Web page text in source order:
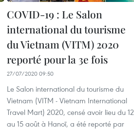
COVID-19 : Le Salon
international du tourisme
du Vietnam (VITM) 2020
reporté pour la 3e fois
27/07/2020 09:50
Le Salon international du tourisme du
Vietnam (VITM - Vietnam International
Travel Mart) 2020, censé avoir lieu du 12
au 15 août à Hanoï, a été reporté par